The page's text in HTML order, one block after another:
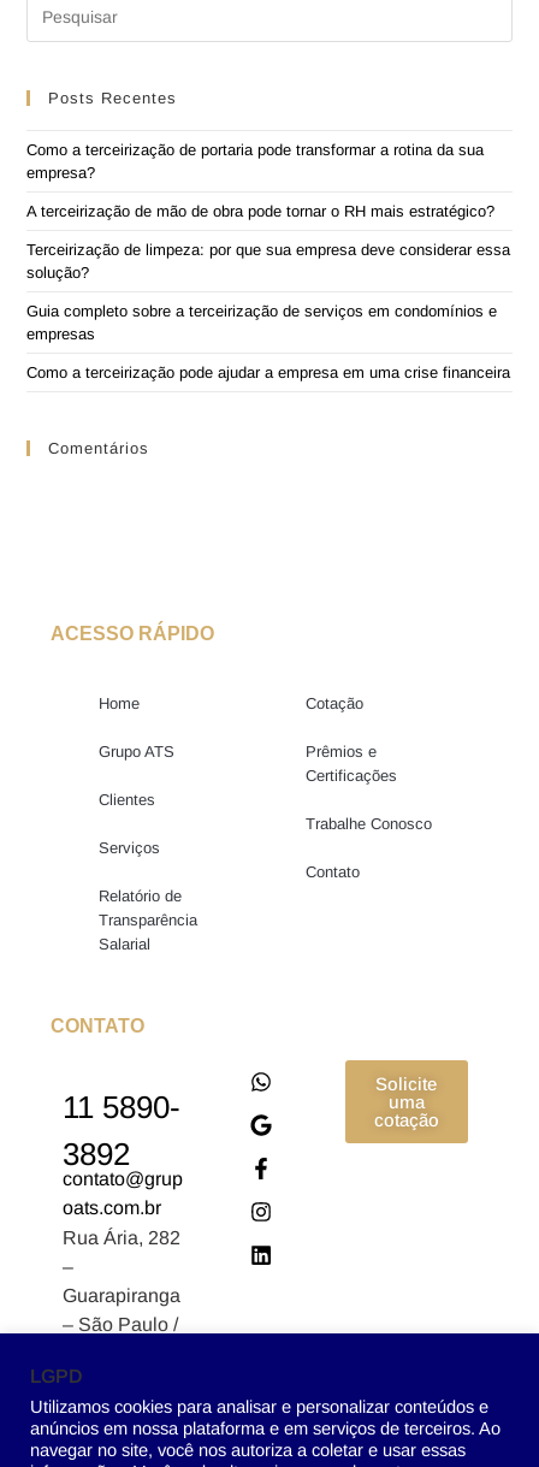
Posts Recentes
Como a terceirização de portaria pode transformar a rotina da sua
empresa?
A terceirização de mão de obra pode tornar o RH mais estratégico?
Terceirização de limpeza: por que sua empresa deve considerar essa
solução?
Guia completo sobre a terceirização de serviços em condomínios e
empresas
Como a terceirização pode ajudar a empresa em uma crise financeira
Comentários
ACESSO RÁPIDO
Home
Grupo ATS
Clientes
Serviços
Relatório de
Transparência
Salarial
Cotação
Prêmios e
Certificações
Trabalhe Conosco
Contato
CONTATO
11 5890-
3892
contato@grup
oats.com.br
Rua Ária, 282
–
Guarapiranga
– São Paulo /
04902-170
Solicite
uma
cotação
LGPD
Utilizamos cookies para analisar e personalizar conteúdos e
anúncios em nossa plataforma e em serviços de terceiros. Ao
navegar no site, você nos autoriza a coletar e usar essas